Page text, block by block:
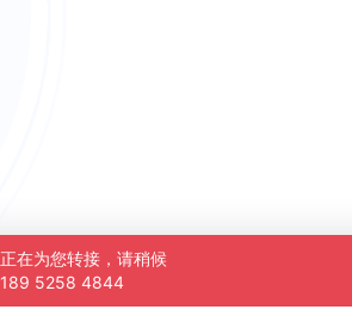
正在为您转接，请稍候
189 5258 4844